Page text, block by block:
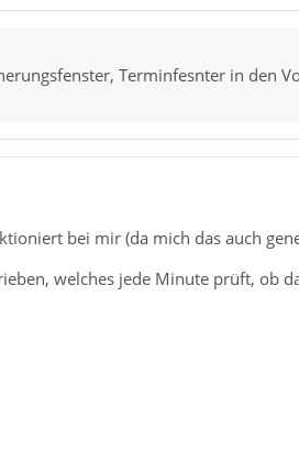
Terminfesnter in den
bei mir (da mich das auch
welches jede Minute prüft, ob